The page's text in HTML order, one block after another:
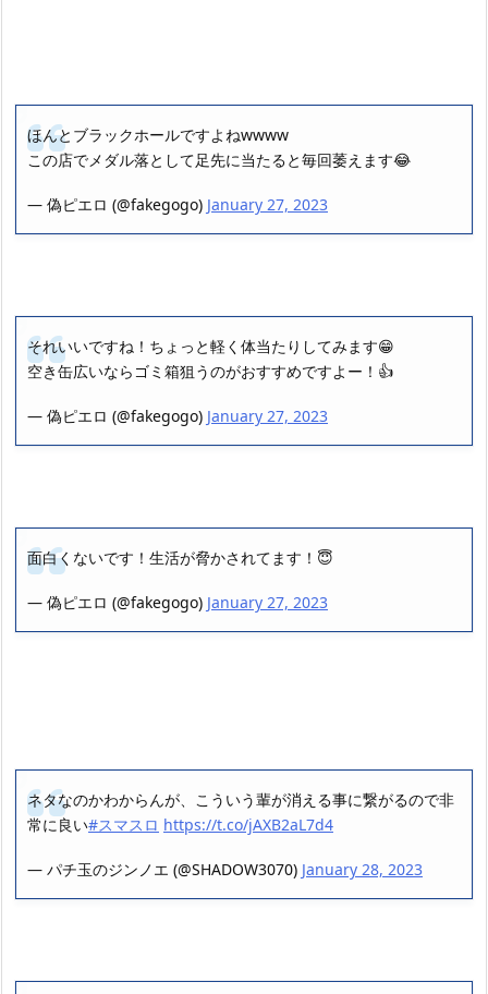
ほんとブラックホールですよねwwww
この店でメダル落として足先に当たると毎回萎えます😂
— 偽ピエロ (@fakegogo) January 27, 2023
それいいですね！ちょっと軽く体当たりしてみます😁
空き缶広いならゴミ箱狙うのがおすすめですよー！👍
— 偽ピエロ (@fakegogo) January 27, 2023
面白くないです！生活が脅かされてます！😇
— 偽ピエロ (@fakegogo) January 27, 2023
ネタなのかわからんが、こういう輩が消える事に繋がるので非
常に良い#スマスロ https://t.co/jAXB2aL7d4
— パチ玉のジンノエ (@SHADOW3070) January 28, 2023